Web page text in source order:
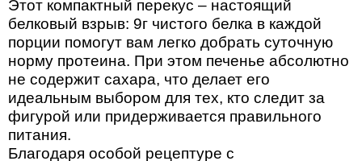
Этот компактный перекус – настоящий
белковый взрыв: 9г чистого белка в каждой
порции помогут вам легко добрать суточную
норму протеина. При этом печенье абсолютно
не содержит сахара, что делает его
идеальным выбором для тех, кто следит за
фигурой или придерживается правильного
питания.
Благодаря особой рецептуре с